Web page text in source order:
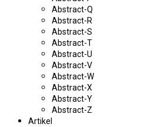
Abstract-Q
Abstract-R
Abstract-S
Abstract-T
Abstract-U
Abstract-V
Abstract-W
Abstract-X
Abstract-Y
Abstract-Z
Artikel